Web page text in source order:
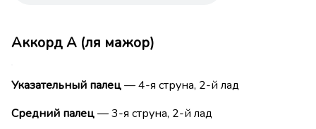
Аккорд A (ля мажор)
Указательный палец— 4-я струна, 2-й лад
Средний палец— 3-я струна, 2-й лад